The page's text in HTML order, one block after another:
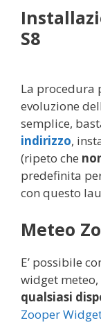
S8
La procedura
evoluzione
semplice,
indirizzo,
(ripeto che
predefinita
con questo
Meteo
E’ possibile
widget meteo,
qualsiasi
Zooper